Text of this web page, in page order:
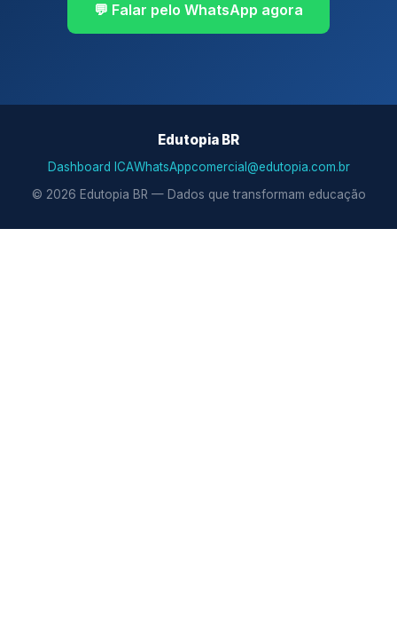
💬 Falar pelo WhatsApp agora
Edutopia BR
Dashboard ICAWhatsAppcomercial@edutopia.com.br
© 2026 Edutopia BR — Dados que transformam educação